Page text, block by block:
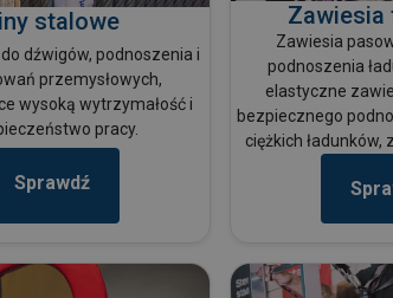
stalowe
dźwigów, podnoszenia i
przemysłowych,
wysoką wytrzymałość i
pracy.
Sprawdź
Zawiesia
Zawiesia
podnoszenia
elastyczne
bezpiecznego
ciężkich ładunków,